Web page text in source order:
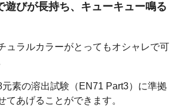
遊びが長持ち、キューキュー鳴る
ュラルカラーがとってもオシャレで可
素の溶出試験（EN71 Part3）に準拠
てあげることができます。